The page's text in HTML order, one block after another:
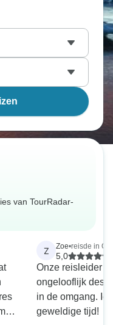
van TourRadar-
Z Zoe•reisde in
5,0
Onze reisleider
ongelooflijk
in de omgang.
geweldige tijd!